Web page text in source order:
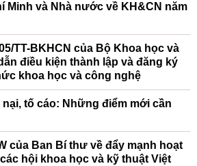
Minh và Nhà nước về KH&CN năm
TT-BKHCN của Bộ Khoa học và
điều kiện thành lập và đăng ký
khoa học và công nghệ
nại, tố cáo: Những điểm mới cần
của Ban Bí thư về đẩy mạnh hoạt
hội khoa học và kỹ thuật Việt